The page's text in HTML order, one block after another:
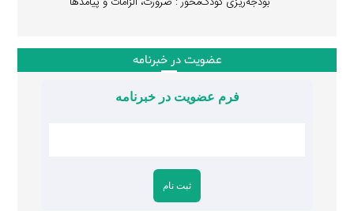
عضویت در خبرنامه
فرم عضویت در خبرنامه